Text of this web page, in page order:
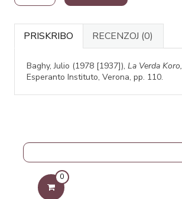
PRISKRIBO RECENZOJ (0)
Baghy, Julio (1978 [1937]), La Verda Koro,
Esperanto Instituto, Verona, pp. 110.
0